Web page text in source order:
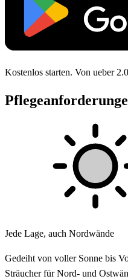
Kostenlos starten. Von ueber
Jede Lage, auch Nordwände
Gedeiht von voller Sonne bis
Sträucher für Nord- und